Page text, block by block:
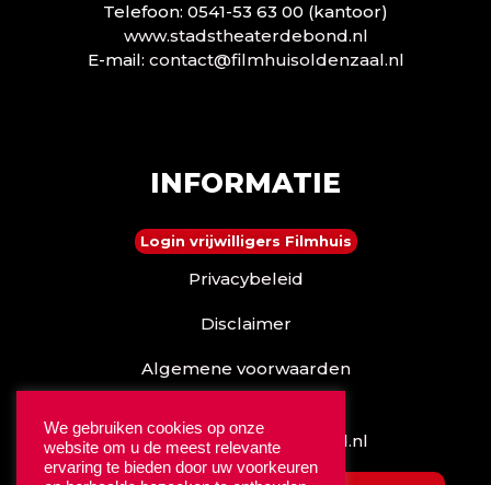
Telefoon: 0541-53 63 00 (kantoor)
www.stadstheaterdebond.nl
E-mail: contact@filmhuisoldenzaal.nl
INFORMATIE
Login vrijwilligers Filmhuis
Privacybeleid
Disclaimer
Algemene voorwaarden
www.stadstheaterdebond.nl
We gebruiken cookies op onze
website om u de meest relevante
ervaring te bieden door uw voorkeuren